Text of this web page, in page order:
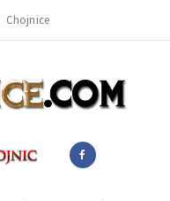
Chojnice